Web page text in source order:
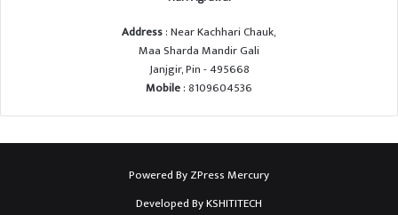
Address: Near Kachhari Chauk,
Maa Sharda Mandir Gali
Janjgir, Pin - 495668
Mobile: 8109604536
Powered ByZPress Mercury
Developed ByKSHITITECH